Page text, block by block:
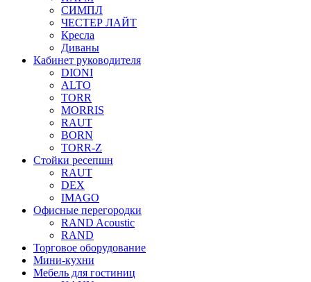
СИМПЛ
ЧЕСТЕР ЛАЙТ
Кресла
Диваны
Кабинет руководителя
DIONI
ALTO
TORR
MORRIS
RAUT
BORN
TORR-Z
Стойки ресепшн
RAUT
DEX
IMAGO
Офисные перегородки
RAND Acoustic
RAND
Торговое оборудование
Мини-кухни
Мебель для гостиниц